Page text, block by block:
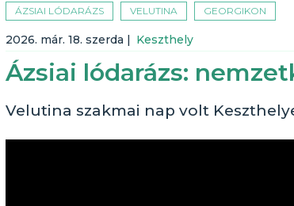
ÁZSIAI LÓDARÁZS VELUTINA GEORGIKON
2026. már. 18. szerda | Keszthely
Ázsiai lódarázs:
Velutina szakmai nap volt